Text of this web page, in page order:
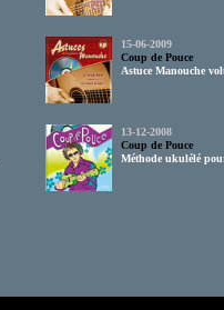
15-06-2009
Coup de Pouce
Astuce Manouche
13-12-2008
Coup de Pouce
Méthode ukulélé